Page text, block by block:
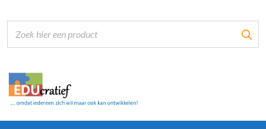
naar
inhoud